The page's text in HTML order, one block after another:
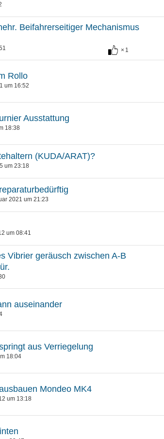
Beifahrerseitiger Mechanismus
1
Rollo
um 16:52
Ausstattung
18:38
(KUDA/ARAT)?
um 23:18
2021 um 21:23
um 08:41
Vibrier geräusch zwischen A-B
auseinander
aus Verriegelung
18:04
Mondeo MK4
um 13:18